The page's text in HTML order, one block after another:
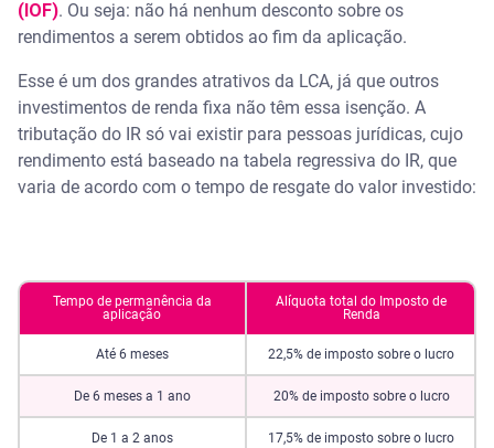
(IOF). Ou seja: não há nenhum desconto sobre os
rendimentos a serem obtidos ao fim da aplicação.
Esse é um dos grandes atrativos da LCA, já que outros
investimentos de renda fixa não têm essa isenção. A
tributação do IR só vai existir para pessoas jurídicas, cujo
rendimento está baseado na tabela regressiva do IR, que
varia de acordo com o tempo de resgate do valor investido:
Tempo de permanência da
aplicação
Alíquota total do Imposto de
Renda
Até 6 meses 22,5% de imposto sobre o lucro
De 6 meses a 1 ano 20% de imposto sobre o lucro
De 1 a 2 anos 17,5% de imposto sobre o lucro